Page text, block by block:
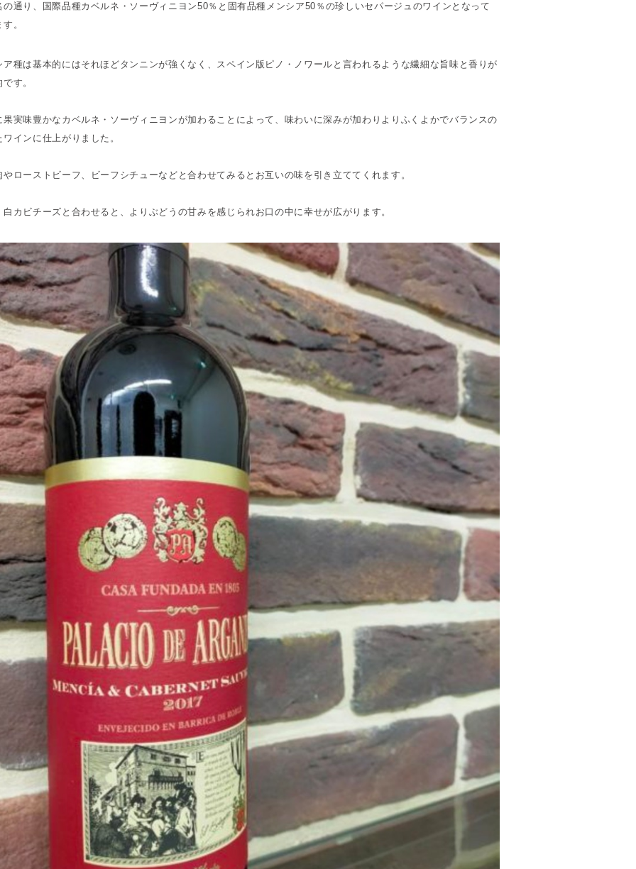
の通り、国際品種カベルネ・ソーヴィニヨン50％と固有品種メンシア50％の珍しいセパージュのワインとなって
。
ア種は基本的にはそれほどタンニンが強くなく、スペイン版ピノ・ノワールと言われるような繊細な旨味と香りが
す。
果実味豊かなカベルネ・ソーヴィニヨンが加わることによって、味わいに深みが加わりよりふくよかでバランスの
ワインに仕上がりました。
やローストビーフ、ビーフシチューなどと合わせてみるとお互いの味を引き立ててくれます。
白カビチーズと合わせると、よりぶどうの甘みを感じられお口の中に幸せが広がります。